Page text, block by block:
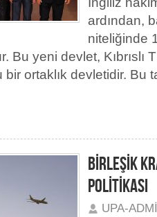
ardından,
niteliğinde
yeni devlet, Kıbrıslı
bir ortaklık devletidir. Bu
BİRLEŞİK
POLİTİKASI
UPA-